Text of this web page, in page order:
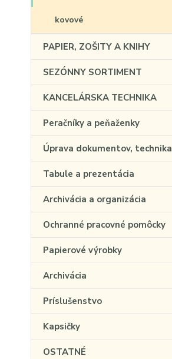
kovové
PAPIER, ZOŠITY A KNIHY
SEZÓNNY SORTIMENT
KANCELÁRSKA TECHNIKA
Peračníky a peňaženky
Úprava dokumentov, technika
Tabule a prezentácia
Archivácia a organizácia
Ochranné pracovné pomôcky
Papierové výrobky
Archivácia
Príslušenstvo
Kapsičky
OSTATNÉ